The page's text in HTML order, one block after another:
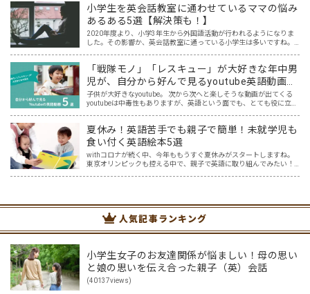
小学生を英会話教室に通わせているママの悩み
あるある5選【解決策も！】
2020年度より、小学3年生から外国語活動が行われるようになりま
した。その影響か、英会話教室に通っている小学生は多いですね。
「戦隊モノ」「レスキュー」が大好きな年中男
児が、自分から好んで見るyoutube英語動画５
選
子供が大好きなyoutube。 次から次へと楽しそうな動画が出てくる
youtubeは中毒性もありますが、英語という面でも、とても役に立つ
夏休み！英語苦手でも親子で簡単！未就学児も
食い付く英語絵本5選
withコロナが続く中、今年ももうすぐ夏休みがスタートしますね。
東京オリンピックも控える中で、親子で英語に取り組んでみたい！
人気記事ランキング
小学生女子のお友達関係が悩ましい！母の思い
と娘の思いを伝え合った親子（英）会話
(40137views)